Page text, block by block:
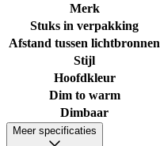
Merk
Stuks in verpakking
Afstand tussen lichtbronnen
Stijl
Hoofdkleur
Dim to warm
Dimbaar
Meer specificaties